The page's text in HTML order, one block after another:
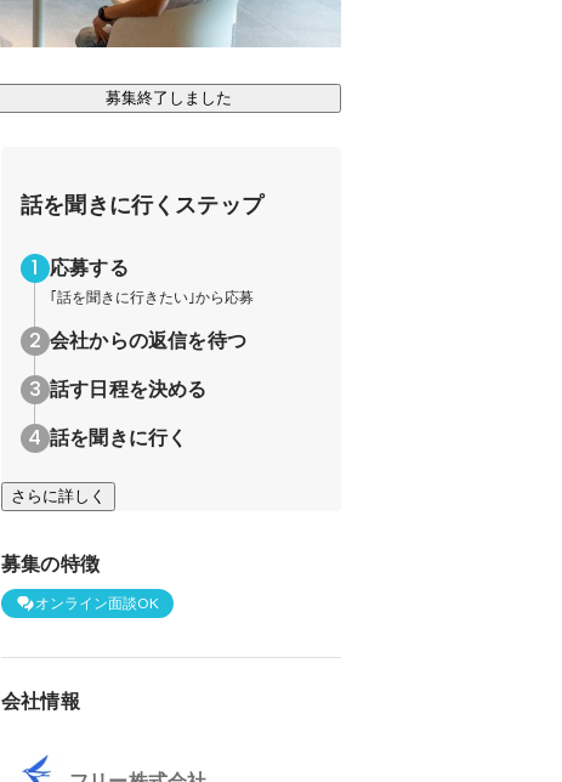
募集終了しました
話を聞きに行くステップ
応募する
｢話を聞きに行きたい｣から応募
会社からの返信を待つ
話す日程を決める
話を聞きに行く
さらに詳しく
募集の特徴
オンライン面談OK
会社情報